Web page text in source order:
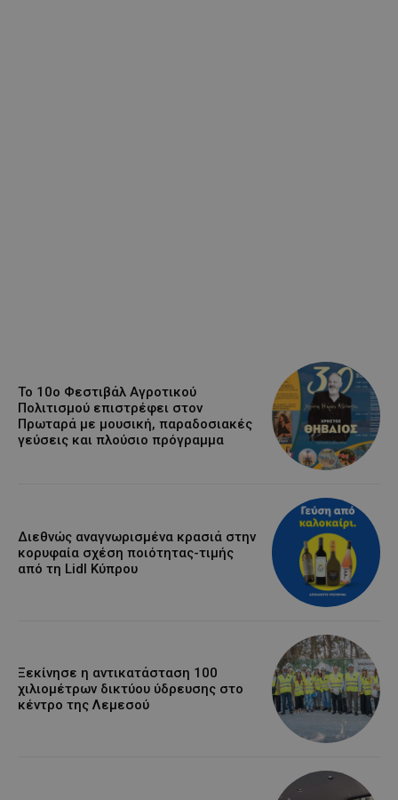
Το 10ο Φεστιβάλ Αγροτικού
Πολιτισμού επιστρέφει στον
Πρωταρά με μουσική, παραδοσιακές
γεύσεις και πλούσιο πρόγραμμα
Διεθνώς αναγνωρισμένα κρασιά στην
κορυφαία σχέση ποιότητας-τιμής
από τη Lidl Κύπρου
Ξεκίνησε η αντικατάσταση 100
χιλιομέτρων δικτύου ύδρευσης στο
κέντρο της Λεμεσού